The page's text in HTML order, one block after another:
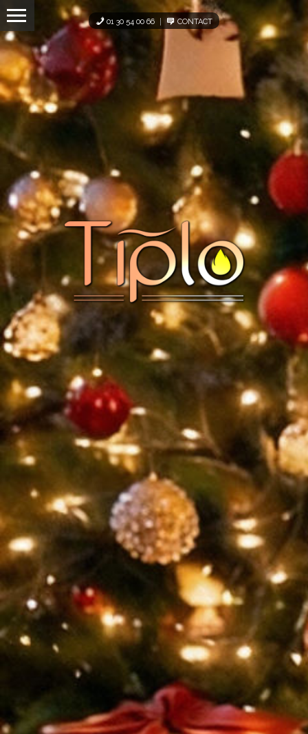
Panneau de gestion des cookies
01 30 54 00 66 CONTACT